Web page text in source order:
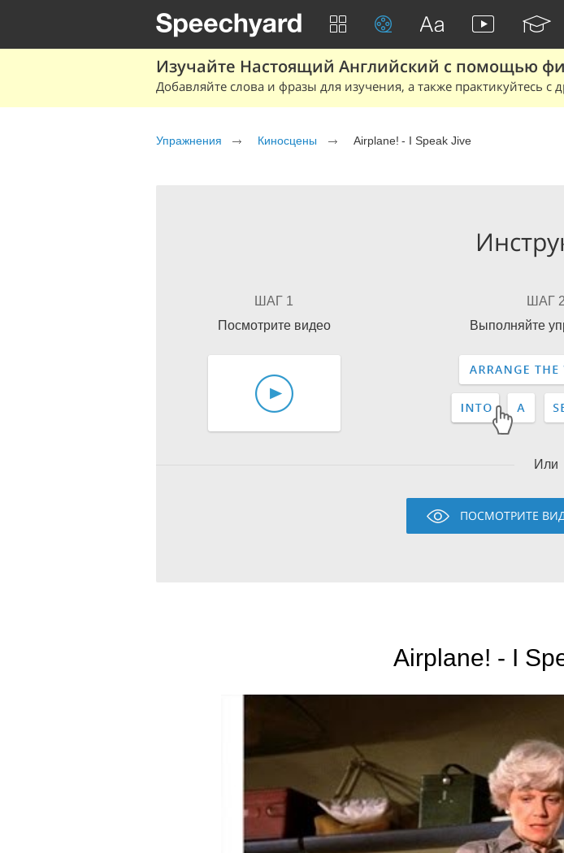
Изучайте Настоящий Английский с помощью
Добавляйте слова и фразы для изучения, а также практикуйтесь с
Упражнения Киносцены Airplane! - I Speak Jive
ШАГ 1
Посмотрите видео
ШАГ 2
Выполняйте
Или
ПОСМОТРИТЕ
Airplane! - I